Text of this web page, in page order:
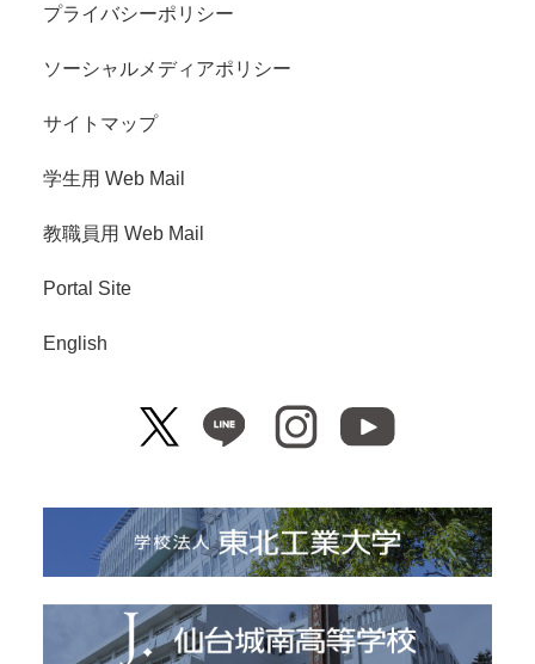
プライバシーポリシー
ソーシャルメディアポリシー
サイトマップ
学生用 Web Mail
教職員用 Web Mail
Portal Site
English